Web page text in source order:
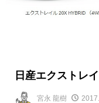
日産エクストレ
宮永 龍樹